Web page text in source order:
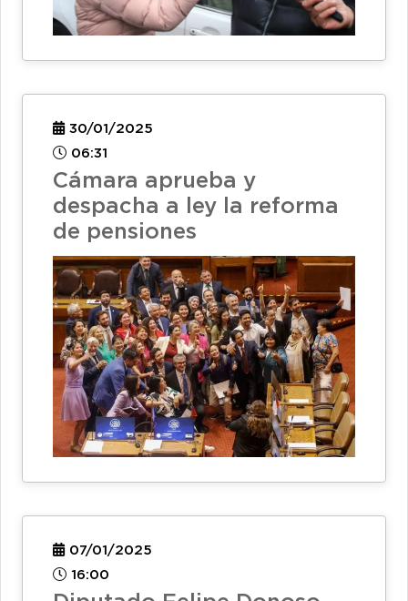
30/01/2025
06:31
Cámara aprueba y
despacha a ley la reforma
de pensiones
07/01/2025
16:00